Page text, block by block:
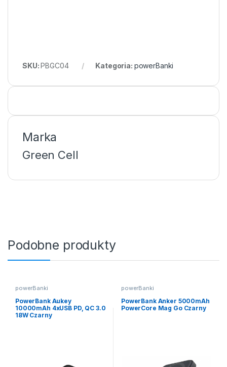
SKU:PBGC04 Kategoria: powerBanki
Marka
Green Cell
Podobne produkty
powerBanki
PowerBank Aukey
10000mAh 4xUSB PD, QC 3.0
18W Czarny
powerBanki
PowerBank Anker 5000mAh
PowerCore Mag Go Czarny